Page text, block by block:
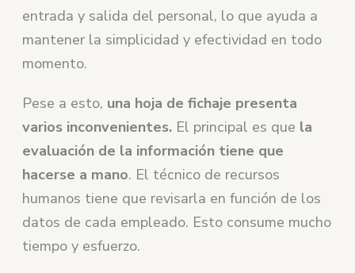
entrada y salida del personal, lo que ayuda a
mantener la simplicidad y efectividad en todo
momento.
Pese a esto, una hoja de fichaje presenta
varios inconvenientes. El principal es que la
evaluación de la información tiene que
hacerse a mano. El técnico de recursos
humanos tiene que revisarla en función de los
datos de cada empleado. Esto consume mucho
tiempo y esfuerzo.